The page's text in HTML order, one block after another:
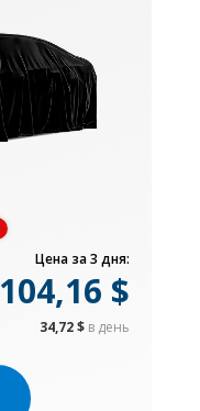
Цена за 3 дня:
104,16 $
34,72 $ в день